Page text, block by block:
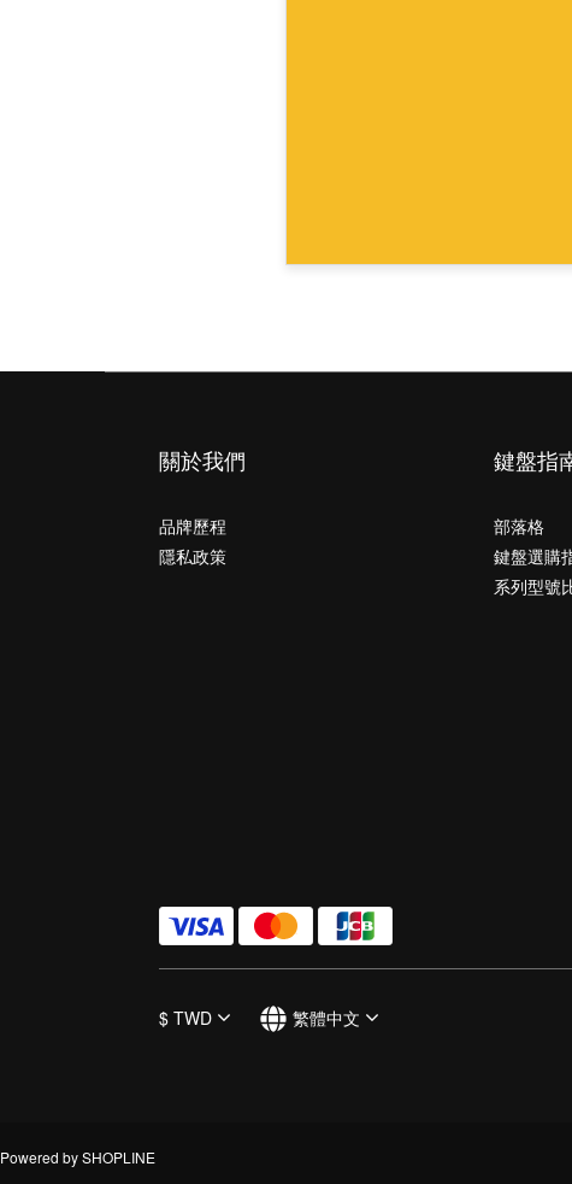
關於我們
品牌歷程
隱私政策
鍵盤指
部落格
鍵盤選購
系列型號
$ TWD 繁體中文
Powered by SHOPLINE